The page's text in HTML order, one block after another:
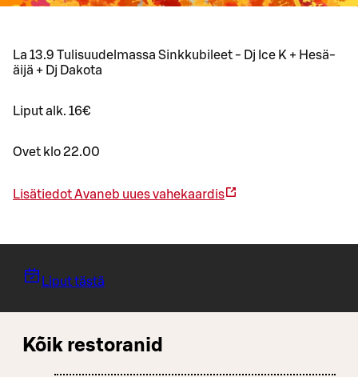
La 13.9 Tulisuudelmassa Sinkkubileet - Dj Ice K + Hesä-
äijä + Dj Dakota
Liput alk. 16€
Ovet klo 22.00
LisätiedotAvaneb uues vahekaardis
Liput tästä
Kõik restoranid